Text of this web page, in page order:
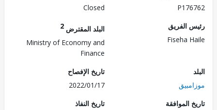
الفريق
Fiseha
البلد المقترض
Ministry of Economy and
تاريخ الإفصاح
2022/01/17
الموافقة
تاريخ النفاذ